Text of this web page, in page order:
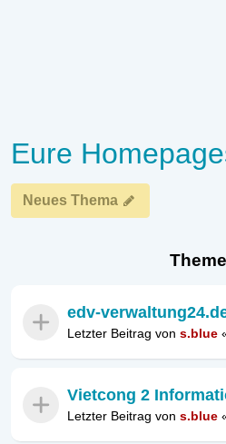
Eure
Neues Thema
edv-
Letzter Beitrag von s.blue
Vietcong 2
Letzter Beitrag von s.blue